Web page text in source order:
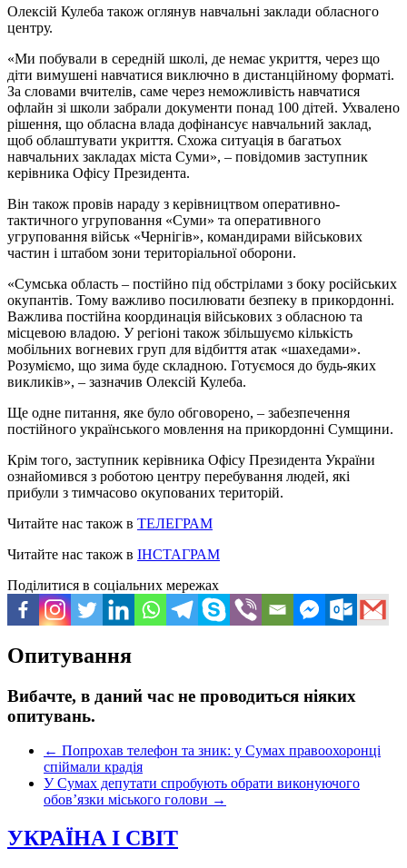
Олексій Кулеба також оглянув навчальні заклади обласного
центру.
«Ми побували в середній школі, де немає укриття, через що
діти вимушені навчатися виключно в дистанційному форматі.
За словами вчителів, саме через неможливість навчатися
офлайн зі школи забрали документи понад 100 дітей. Ухвалено
рішення, що обласна влада дофінансує навчальний заклад,
щоб облаштувати укриття. Схожа ситуація в багатьох
навчальних закладах міста Суми», – повідомив заступник
керівника Офісу Президента.
Він також провів нараду з керівництвом оперативно-
тактичного угруповання «Суми» та оперативного
угруповання військ «Чернігів», командирами військових
частин і штабом зони територіальної оборони.
«Сумська область – постійно під обстрілами з боку російських
окупантів. Тому важливо посилювати безпеку в прикордонні.
Важлива постійна координація військових з обласною та
місцевою владою. У регіоні також збільшуємо кількість
мобільних вогневих груп для відбиття атак «шахедами».
Розуміємо, що зима буде складною. Готуємося до будь-яких
викликів», – зазначив Олексій Кулеба.
Ще одне питання, яке було обговорено, – забезпечення
постійного українського мовлення на прикордонні Сумщини.
Крім того, заступник керівника Офісу Президента України
ознайомився з роботою центру перебування людей, які
прибули з тимчасово окупованих територій.
Читайте нас також в ТЕЛЕГРАМ
Читайте нас також в ІНСТАГРАМ
Поділитися в соціальних мережах
Опитування
Вибачте, в даний час не проводиться ніяких
опитувань.
← Попрохав телефон та зник: у Сумах правоохоронці
спіймали крадія
У Сумах депутати спробують обрати виконуючого
обов’язки міського голови →
УКРАЇНА І СВІТ